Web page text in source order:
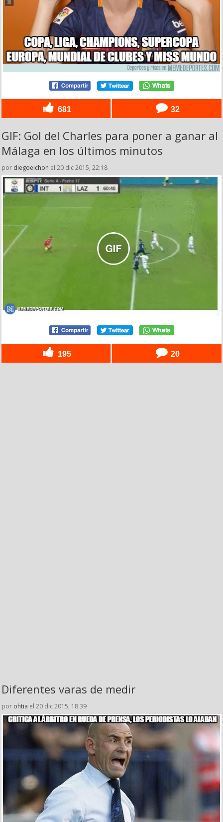
681 32
GIF: Gol del Charles para poner a ganar al
Málaga en los últimos minutos
por diegoeichon el 20 dic 2015, 22:18
195 20
Diferentes varas de medir
por ohtia el 20 dic 2015, 18:39